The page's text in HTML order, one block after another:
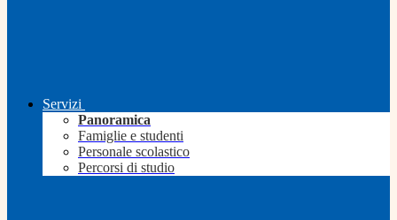
Servizi
Panoramica
Famiglie e studenti
Personale scolastico
Percorsi di studio